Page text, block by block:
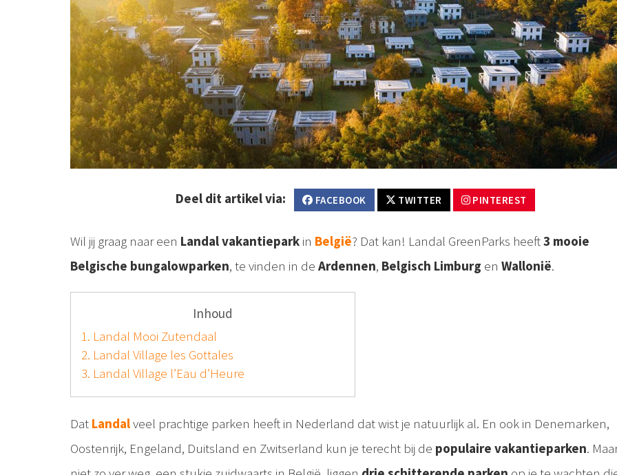
Deel dit artikel via: FACEBOOK TWITTER PINTEREST
Wil jij graag naar een Landal vakantiepark in België? Dat kan! Landal GreenParks heeft3 mooie
Belgische bungalowparken, te vinden in de Ardennen, Belgisch Limburg en Wallonië.
Inhoud
1. Landal Mooi Zutendaal
2. Landal Village les Gottales
3. Landal Village l’Eau d’Heure
Dat Landalveel prachtige parken heeft in Nederland dat wist je natuurlijk al. En ook in Denemarken,
Oostenrijk, Engeland, Duitsland en Zwitserland kun je terecht bij de populaire vakantieparken.